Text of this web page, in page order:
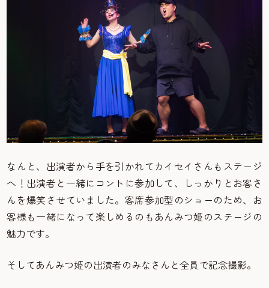
なんと、出演者から手を引かれてカイセイさんもステージ
へ！出演者と一緒にコントに参加して、しっかりとお客さ
んを爆笑させていました。客席参加型のショーのため、お
客様も一緒になって楽しめるのもあんみつ姫のステージの
魅力です。
そしてあんみつ姫の出演者のみなさんと全員で記念撮影。